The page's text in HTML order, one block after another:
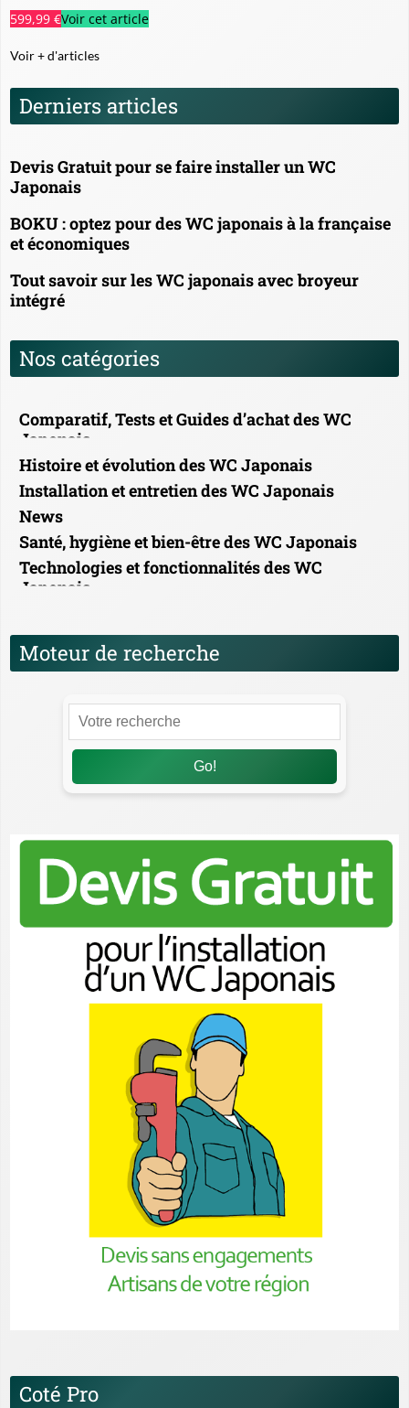
599,99 €Voir cet article
Voir + d'articles
Derniers articles
Devis Gratuit pour se faire installer un WC
Japonais
BOKU : optez pour des WC japonais à la française
et économiques
Tout savoir sur les WC japonais avec broyeur
intégré
Nos catégories
Comparatif, Tests et Guides d’achat des WC
Japonais
Histoire et évolution des WC Japonais
Installation et entretien des WC Japonais
News
Santé, hygiène et bien-être des WC Japonais
Technologies et fonctionnalités des WC
Japonais
Moteur de recherche
Go!
Coté Pro